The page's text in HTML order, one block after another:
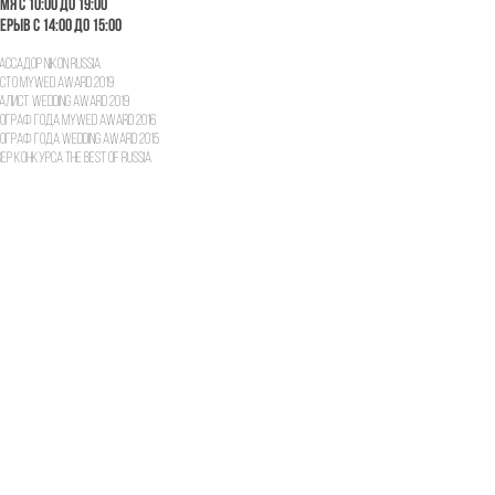
с 10:00 до 19:00
с 14:00 до 15:00
NIKON RUSSIA
MYWED AWARD 2019
Wedding award 2019
ГОДА MYWED AWARD 2016
ГОДА WEDDING AWARD 2015
КОНКУРСА THE BEST OF RUSSIA